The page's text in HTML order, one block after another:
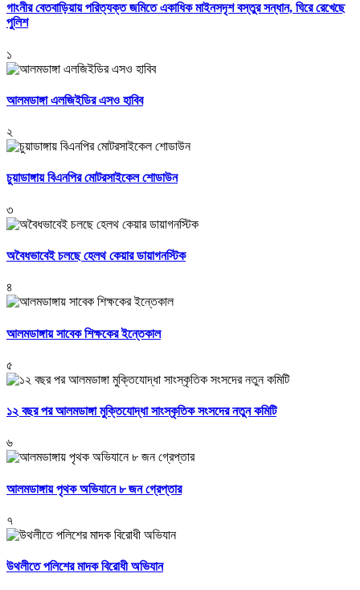
গাংনীর বেতবাড়িয়ায় পরিত্যক্ত জমিতে একাধিক মাইনসদৃশ বস্তুর সন্ধান, ঘিরে রেখেছে
পুলিশ
১
আলমডাঙ্গা এলজিইডির এসও হাবিব
২
চুয়াডাঙ্গায় বিএনপির মোটরসাইকেল শোডাউন
৩
অবৈধভাবেই চলছে হেলথ কেয়ার ডায়াগনস্টিক
৪
আলমডাঙ্গায় সাবেক শিক্ষকের ইন্তেকাল
৫
১২ বছর পর আলমডাঙ্গা মুক্তিযোদ্ধা সাংস্কৃতিক সংসদের নতুন কমিটি
৬
আলমডাঙ্গায় পৃথক অভিযানে ৮ জন গ্রেপ্তার
৭
উথলীতে পলিশের মাদক বিরোধী অভিযান